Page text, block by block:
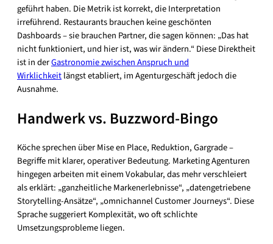
geführt haben. Die Metrik ist korrekt, die Interpretation
irreführend. Restaurants brauchen keine geschönten
Dashboards – sie brauchen Partner, die sagen können: „Das hat
nicht funktioniert, und hier ist, was wir ändern.“ Diese Direktheit
ist in derGastronomie zwischen Anspruch und
Wirklichkeitlängst etabliert, im Agenturgeschäft jedoch die
Ausnahme.
Handwerk vs. Buzzword-Bingo
Köche sprechen über Mise en Place, Reduktion, Gargrade –
Begriffe mit klarer, operativer Bedeutung. Marketing Agenturen
hingegen arbeiten mit einem Vokabular, das mehr verschleiert
als erklärt: „ganzheitliche Markenerlebnisse“, „datengetriebene
Storytelling-Ansätze“, „omnichannel Customer Journeys“. Diese
Sprache suggeriert Komplexität, wo oft schlichte
Umsetzungsprobleme liegen.